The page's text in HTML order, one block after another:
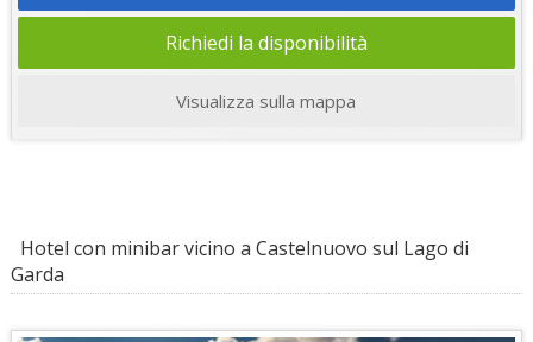
Richiedi la disponibilità
Visualizza sulla mappa
Hotel con minibar vicino a Castelnuovo sul Lago di
Garda